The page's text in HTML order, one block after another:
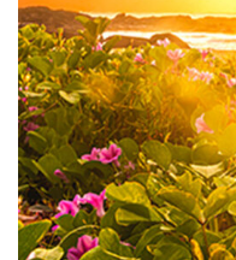
Brasil